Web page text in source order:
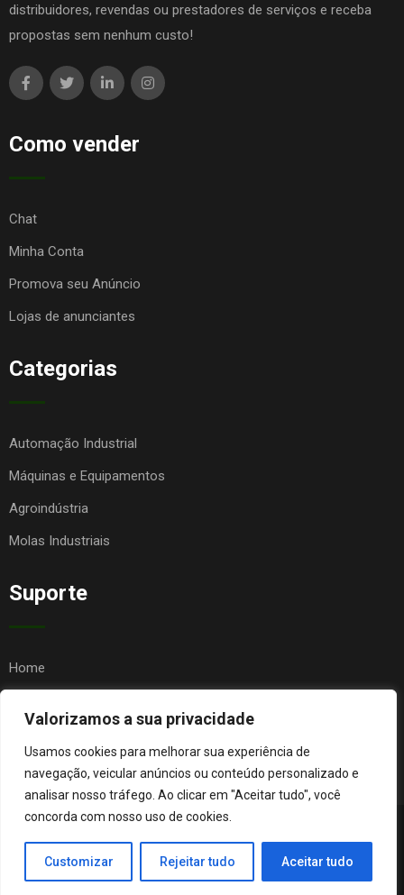
Valorizamos a sua privacidade
Usamos cookies para melhorar sua experiência de
navegação, veicular anúncios ou conteúdo personalizado e
analisar nosso tráfego. Ao clicar em "Aceitar tudo", você
concorda com nosso uso de cookies.
Customizar Rejeitar tudo Aceitar tudo
distribuidores, revendas ou prestadores de serviços e receba
propostas sem nenhum custo!
Como vender
Chat
Minha Conta
Promova seu Anúncio
Lojas de anunciantes
Categorias
Automação Industrial
Máquinas e Equipamentos
Agroindústria
Molas Industriais
Suporte
Home
© Copyright Agro Metal Mecânica. Desenvolvido porPágina
Orgânica